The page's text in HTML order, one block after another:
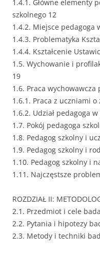
1.4.1. Główne elementy
szkolnego 12
1.4.2. Miejsce pedagoga
1.4.3. Problematyka
1.4.4. Kształcenie
1.5. Wychowanie i
19
1.6. Praca
1.6.1. Praca z uczniami
1.6.2. Udział pedagoga
1.7. Pokój pedagoga
1.8. Pedagog szkolny i
1.9. Pedagog szkolny i
1.10. Pedagog szkolny i
1.11. Najczęstsze
ROZDZIAŁ II:
2.1. Przedmiot i cele
2.2. Pytania i hipotezy
2.3. Metody i techniki